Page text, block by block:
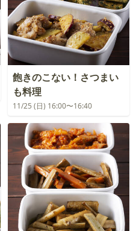
飽きのこない！さつまい
も料理
11/25 (日) 16:00〜16:40